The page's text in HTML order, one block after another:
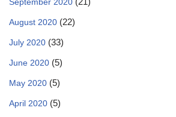
August 2020 (22)
July 2020 (33)
June 2020 (5)
May 2020 (5)
April 2020 (5)